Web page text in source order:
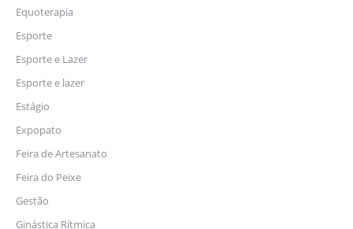
Equoterapia
Esporte
Esporte e Lazer
Esporte e lazer
Estágio
Expopato
Feira de Artesanato
Feira do Peixe
Gestão
Ginástica Rítmica